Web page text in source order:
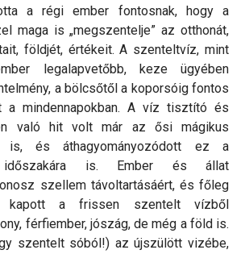
a régi ember fontosnak, hogy a
maga is „megszentelje” az otthonát,
földjét, értékeit. A szenteltvíz, mint
legalapvetőbb, keze ügyében
a bölcsőtől a koporsóig fontos
a mindennapokban. A víz tisztító és
való hit volt már az ősi mágikus
is, és áthagyományozódott ez a
időszakára is. Ember és állat
szellem távoltartásáért, és főleg
kapott a frissen szentelt vízből
férfiember, jószág, de még a föld is.
szentelt sóból!) az újszülött vizébe,